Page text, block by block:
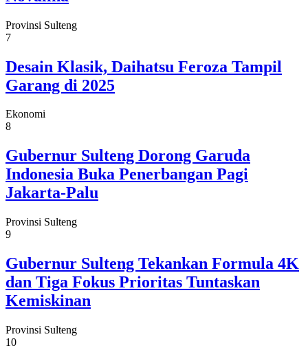
Provinsi Sulteng
7
Desain Klasik, Daihatsu Feroza Tampil
Garang di 2025
Ekonomi
8
Gubernur Sulteng Dorong Garuda
Indonesia Buka Penerbangan Pagi
Jakarta-Palu
Provinsi Sulteng
9
Gubernur Sulteng Tekankan Formula 4K
dan Tiga Fokus Prioritas Tuntaskan
Kemiskinan
Provinsi Sulteng
10